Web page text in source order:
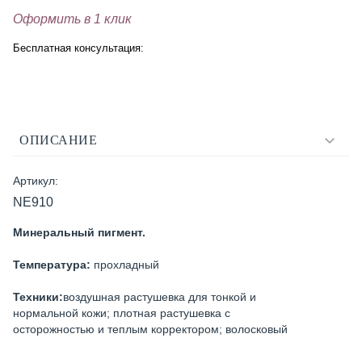
Оформить в 1 клик
Бесплатная консультация:
ОПИСАНИЕ
Артикул:
NE910
Минеральный пигмент.
Температура: прохладный
Техники:воздушная растушевка для тонкой и
нормальной кожи; плотная растушевка с
осторожностью и теплым корректором; волосковый